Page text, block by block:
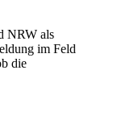
NRW als
im Feld
die